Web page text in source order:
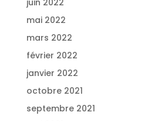
mai 2022
mars 2022
février 2022
janvier 2022
octobre 2021
septembre 2021